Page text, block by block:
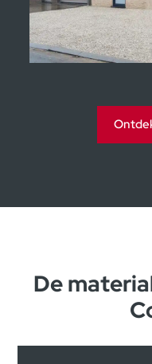
Kijkwoningen
De